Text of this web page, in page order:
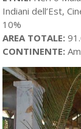
Indiani dell’Est,
10%
AREA TOTALE:
CONTINENTE: